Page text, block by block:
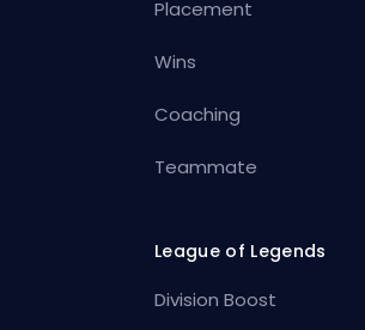
Placement
Wins
Coaching
Teammate
League of Legends
Division Boost